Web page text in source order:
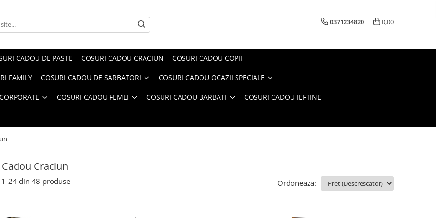
0371234820 0,00
CADOU DE PASTE COSURI CADOU CRACIUN COSURI CADOU COPII
FAMILY COSURI CADOU DE SARBATORI COSURI CADOU OCAZII SPECIALE
COSURI CADOU FEMEI COSURI CADOU BARBATI COSURI CADOU IEFTINE
Craciun
1-24 din 48 produse Ordoneaza: